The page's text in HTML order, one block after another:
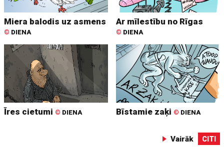
Miera balodis uz asmens
© DIENA
Ar mīlestību no Rīgas
© DIENA
Īres cietumi © DIENA Bīstamie zaķi © DIENA
Vairāk CITI